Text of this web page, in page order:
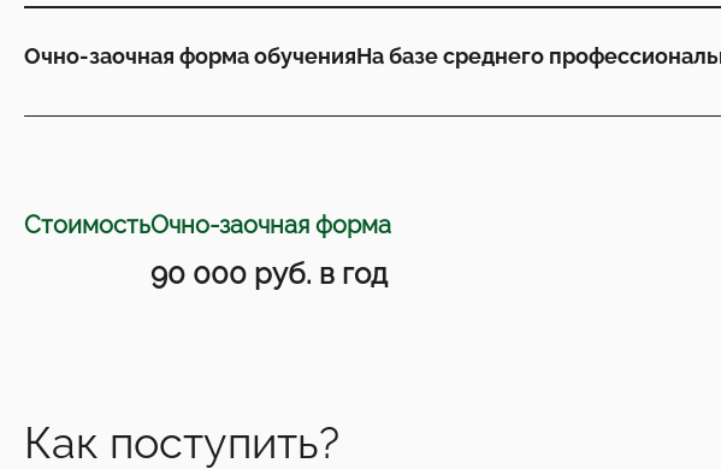
Очно-заочная форма обученияНа базе среднего
СтоимостьОчно-заочная форма
90 000 руб. в год
Как поступить?